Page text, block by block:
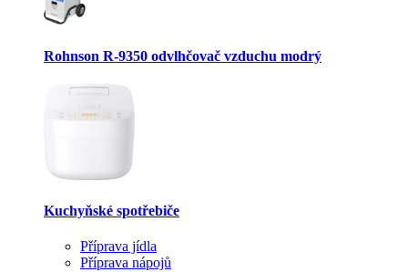
Rohnson R-9350 odvlhčovač vzduchu modrý
Kuchyňské spotřebiče
Příprava jídla
Příprava nápojů